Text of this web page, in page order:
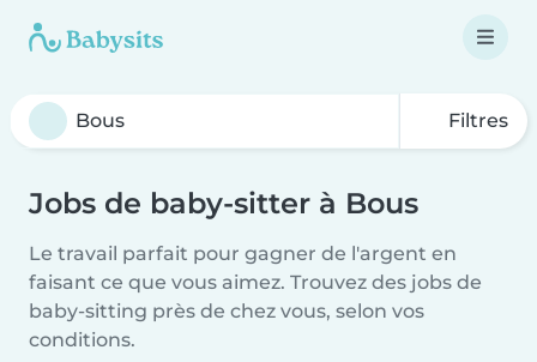
Filtres
Jobs de baby-sitter à Bous
Le travail parfait pour gagner de l'argent en
faisant ce que vous aimez. Trouvez des jobs de
baby-sitting près de chez vous, selon vos
conditions.